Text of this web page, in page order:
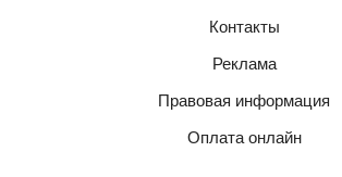
Контакты
Реклама
Правовая информация
Оплата онлайн